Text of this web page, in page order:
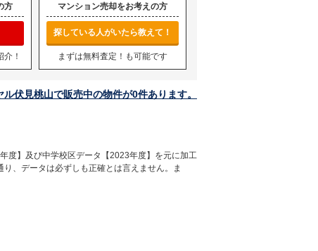
方
！
マンション売却をお考えの方
探している人がいたら教えて！
まずは無料査定！も可能です
ル伏見桃山で販売中の物件が0件あります。
度】及び中学校区データ【2023年度】を元に加工
、データは必ずしも正確とは言えません。ま